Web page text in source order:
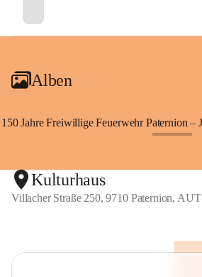
Alben
Kulturhaus
Villacher Straße 250, 9710 Paternion, AUT